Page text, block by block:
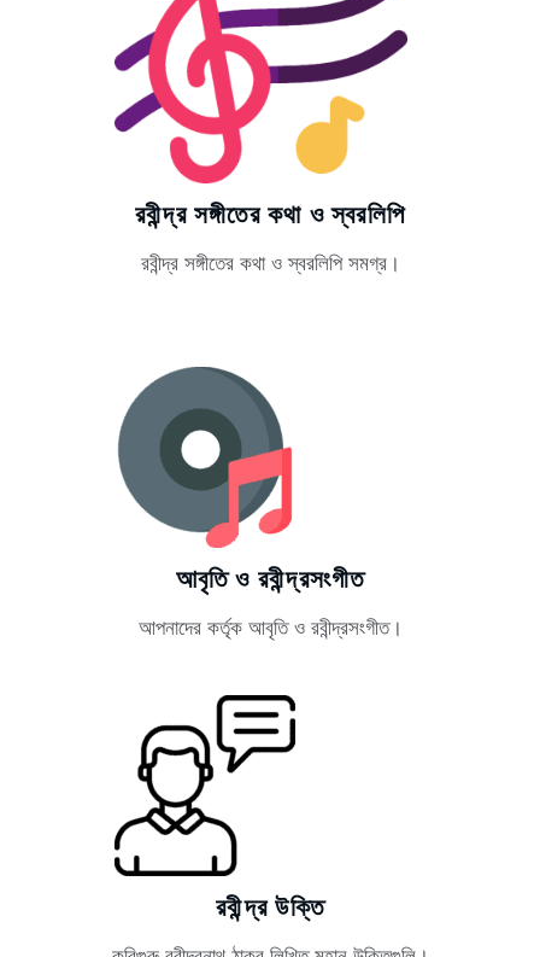
রবীন্দ্র সঙ্গীতের কথা ও স্বরলিপি
রবীন্দ্র সঙ্গীতের কথা ও স্বরলিপি সমগ্র।
আবৃতি ও রবীন্দ্রসংগীত
আপনাদের কর্তৃক আবৃতি ও রবীন্দ্রসংগীত।
রবীন্দ্র উক্তি